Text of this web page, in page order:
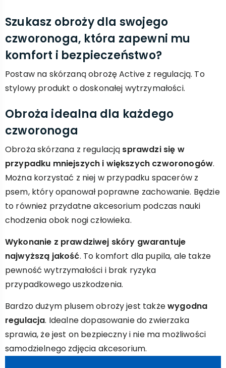
Szukasz obroży dla swojego
czworonoga, która zapewni mu
komfort i bezpieczeństwo?
Postaw na skórzaną obrożę Active z regulacją. To
stylowy produkt o doskonałej wytrzymałości.
Obroża idealna dla każdego
czworonoga
Obroża skórzana z regulacją sprawdzi się w
przypadku mniejszych i większych czworonogów.
Można korzystać z niej w przypadku spacerów z
psem, który opanował poprawne zachowanie. Będzie
to również przydatne akcesorium podczas nauki
chodzenia obok nogi człowieka.
Wykonanie z prawdziwej skóry gwarantuje
najwyższą jakość. To komfort dla pupila, ale także
pewność wytrzymałości i brak ryzyka
przypadkowego uszkodzenia.
Bardzo dużym plusem obroży jest takżewygodna
regulacja. Idealne dopasowanie do zwierzaka
sprawia, że jest on bezpieczny i nie ma możliwości
samodzielnego zdjęcia akcesorium.